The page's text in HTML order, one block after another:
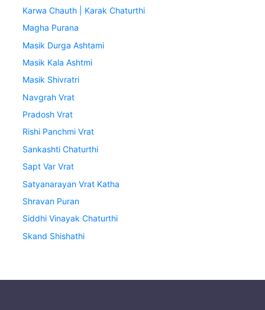
Karwa Chauth | Karak Chaturthi
Magha Purana
Masik Durga Ashtami
Masik Kala Ashtmi
Masik Shivratri
Navgrah Vrat
Pradosh Vrat
Rishi Panchmi Vrat
Sankashti Chaturthi
Sapt Var Vrat
Satyanarayan Vrat Katha
Shravan Puran
Siddhi Vinayak Chaturthi
Skand Shishathi